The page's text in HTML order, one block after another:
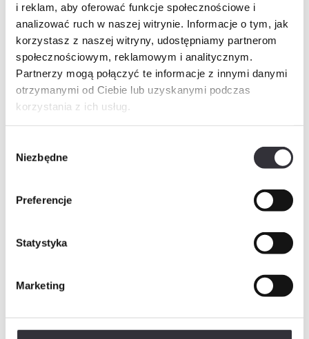
i reklam, aby oferować funkcje społecznościowe i
analizować ruch w naszej witrynie. Informacje o tym, jak
korzystasz z naszej witryny, udostępniamy partnerom
społecznościowym, reklamowym i analitycznym.
Partnerzy mogą połączyć te informacje z innymi danymi
otrzymanymi od Ciebie lub uzyskanymi podczas
korzystania z ich usług.
zgody
Niezbędne
Preferencje
Statystyka
Marketing
PDF
Zapytaj o mieszkanie
Imię i nazwisko
Telefon
Wiadomość
Wyrażam zgodę na przetwarzanie danych osobowych w postaci imienia i nazwiska, adresu e-mail,…Rozwiń